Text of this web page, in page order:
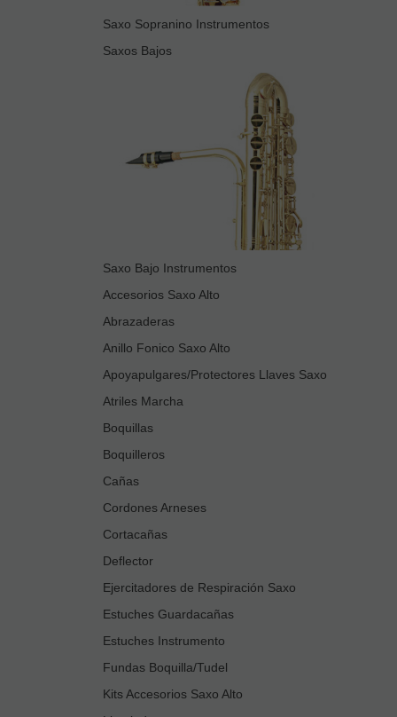
Saxo Sopranino Instrumentos
Saxos Bajos
Saxo Bajo Instrumentos
Accesorios Saxo Alto
Abrazaderas
Anillo Fonico Saxo Alto
Apoyapulgares/Protectores Llaves Saxo
Atriles Marcha
Boquillas
Boquilleros
Cañas
Cordones Arneses
Cortacañas
Deflector
Ejercitadores de Respiración Saxo
Estuches Guardacañas
Estuches Instrumento
Fundas Boquilla/Tudel
Kits Accesorios Saxo Alto